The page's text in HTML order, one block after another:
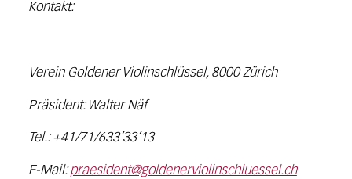
Kontakt:
Verein Goldener Violinschlüssel, 8000 Zürich
Präsident: Walter Näf
Tel.: +41/71/633’33’13
E-Mail:praesident@goldenerviolinschluessel.ch